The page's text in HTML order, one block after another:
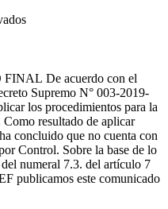
FINAL
Supremo N° 003-2019-
los procedimientos para la
resultado de aplicar
concluido que no cuenta con
Control. Sobre la base de lo
numeral 7.3. del artículo 7
publicamos este comunicado